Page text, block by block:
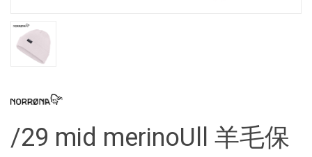
/29 mid merinoUll 羊毛保